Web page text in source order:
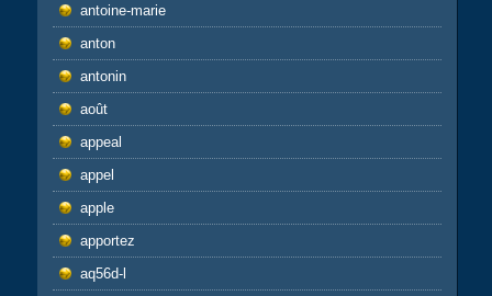
antoine-marie
anton
antonin
août
appeal
appel
apple
apportez
aq56d-l